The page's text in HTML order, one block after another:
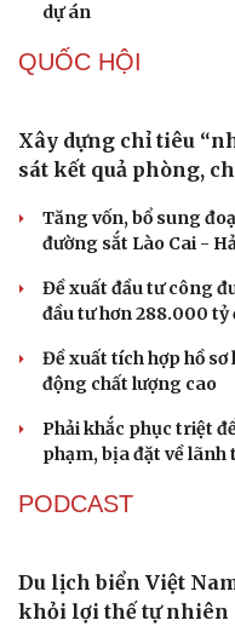
dự án
QUỐC HỘI
Xây dựng chỉ tiêu
sát kết quả phòng,
Tăng vốn, bổ sung
đường sắt Lào Cai -
Đề xuất đầu tư công
đầu tư hơn 288.000 tỷ
Đề xuất tích hợp hồ sơ
động chất lượng cao
Phải khắc phục triệt
phạm, bịa đặt về lãnh
PODCAST
Du lịch biển Việt
khỏi lợi thế tự nhiên